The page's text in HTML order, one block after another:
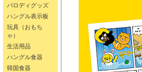
パロディグッズ
ハングル表示板
玩具（おもち
ゃ）
生活用品
ハングル食器
韓国食器